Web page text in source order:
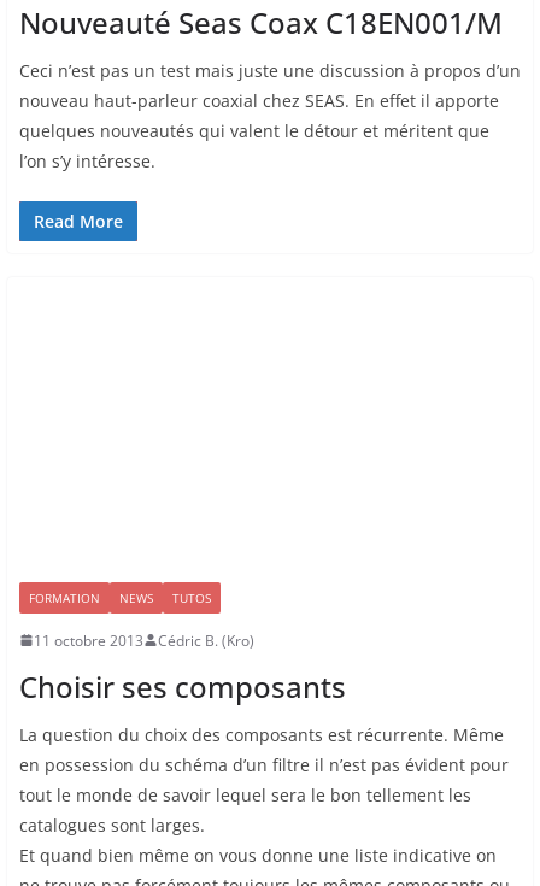
Nouveauté Seas Coax C18EN001/M
Ceci n’est pas un test mais juste une discussion à propos d’un
nouveau haut-parleur coaxial chez SEAS. En effet il apporte
quelques nouveautés qui valent le détour et méritent que
l’on s’y intéresse.
Read More
FORMATION NEWS TUTOS
11 octobre 2013 Cédric B. (Kro)
Choisir ses composants
La question du choix des composants est récurrente. Même
en possession du schéma d’un filtre il n’est pas évident pour
tout le monde de savoir lequel sera le bon tellement les
catalogues sont larges.
Et quand bien même on vous donne une liste indicative on